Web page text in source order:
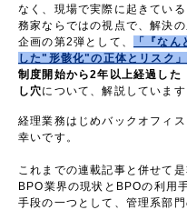
なく、現場で実際に起きてい
務家ならではの視点で、解決
企画の第2弾とし て、
「『な
した"形骸化"の正体とリスク」
制度開始から2年以上経過した
し穴について、解説しています
経理業務はじめバックオフィ
幸いです。
これまでの連載記事と併せて是
BPO業界の現状と BPOの利用
手段の一つとして、管理系部